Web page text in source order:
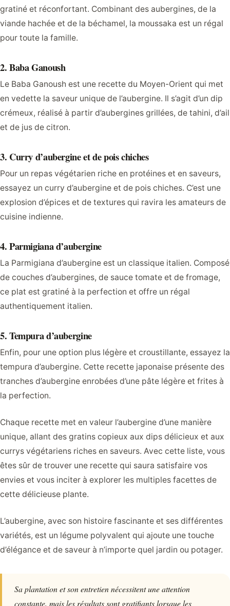
gratiné et réconfortant. Combinant des aubergines, de la
viande hachée et de la béchamel, la moussaka est un régal
pour toute la famille.
2. Baba Ganoush
Le Baba Ganoush est une recette du Moyen-Orient qui met
en vedette la saveur unique de l’aubergine. Il s’agit d’un dip
crémeux, réalisé à partir d’aubergines grillées, de tahini, d’ail
et de jus de citron.
3. Curry d’aubergine et de pois chiches
Pour un repas végétarien riche en protéines et en saveurs,
essayez un curry d’aubergine et de pois chiches. C’est une
explosion d’épices et de textures qui ravira les amateurs de
cuisine indienne.
4. Parmigiana d’aubergine
La Parmigiana d’aubergine est un classique italien. Composé
de couches d’aubergines, de sauce tomate et de fromage,
ce plat est gratiné à la perfection et offre un régal
authentiquement italien.
5. Tempura d’aubergine
Enfin, pour une option plus légère et croustillante, essayez la
tempura d’aubergine. Cette recette japonaise présente des
tranches d’aubergine enrobées d’une pâte légère et frites à
la perfection.
Chaque recette met en valeur l’aubergine d’une manière
unique, allant des gratins copieux aux dips délicieux et aux
currys végétariens riches en saveurs. Avec cette liste, vous
êtes sûr de trouver une recette qui saura satisfaire vos
envies et vous inciter à explorer les multiples facettes de
cette délicieuse plante.
L’aubergine, avec son histoire fascinante et ses différentes
variétés, est un légume polyvalent qui ajoute une touche
d’élégance et de saveur à n’importe quel jardin ou potager.
Sa plantation et son entretien nécessitent une attention
constante, mais les résultats sont gratifiants lorsque les